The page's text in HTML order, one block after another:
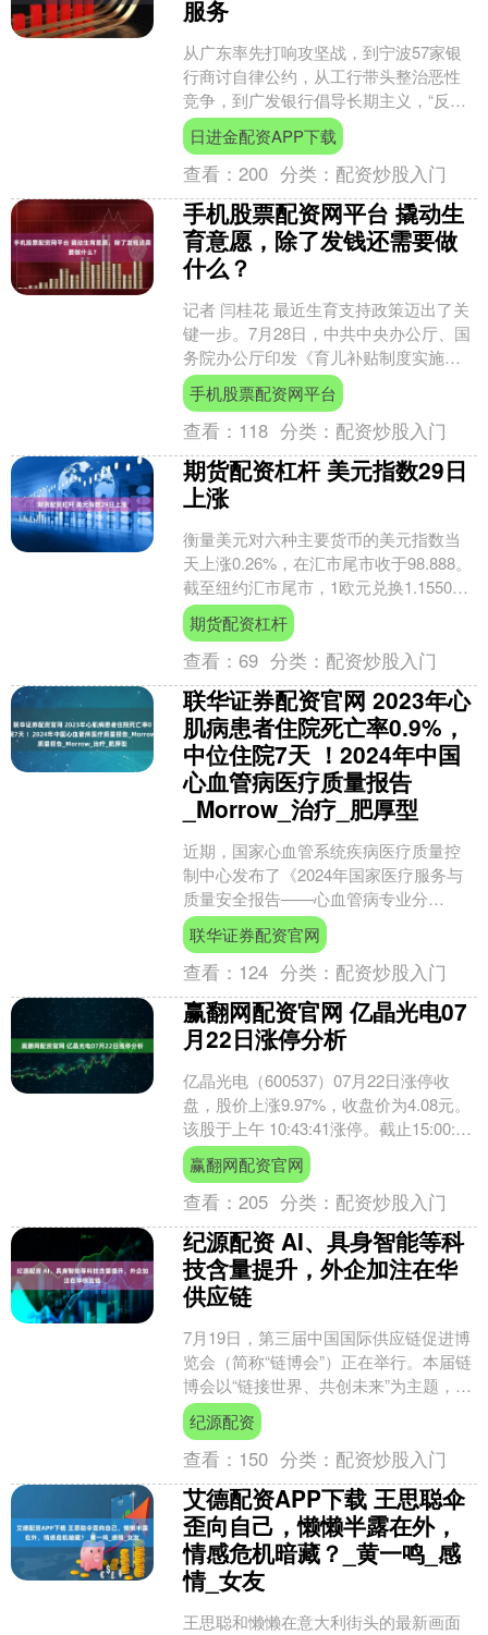
服务
从广东率先打响攻坚战，到宁波57家银
行商讨自律公约，从工行带头整治恶性
竞争，到广发银行倡导长期主义，“反内
卷”的风吹到了银行业。近年来，银行业
的“内卷”已从单纯....
日进金配资APP下载
查看：200 分类： 配资炒股入门
手机股票配资网平台 撬动生
育意愿，除了发钱还需要做
什么？
记者 闫桂花 最近生育支持政策迈出了关
键一步。7月28日，中共中央办公厅、国
务院办公厅印发《育儿补贴制度实施方
案》（下称“方案”），明确从2025年1月1
日起，....
手机股票配资网平台
查看： 118 分类： 配资炒股入门
期货配资杠杆 美元指数29日
上涨
衡量美元对六种主要货币的美元指数当
天上涨0.26%，在汇市尾市收于98.888。
截至纽约汇市尾市，1欧元兑换1.1550美
元，低于前一交易日的1.1595美元....
期货配资杠杆
查看：69 分类： 配资炒股入门
联华证券配资官网 2023年心
肌病患者住院死亡率0.9%，
中位住院7天 ！2024年中国
心血管病医疗质量报告
_Morrow_治疗_肥厚型
近期，国家心血管系统疾病医疗质量控
制中心发布了《2024年国家医疗服务与
质量安全报告——心血管病专业分
册》，并在本刊发表了该报告的概要，
其中有关心肌病内容如下。....
联华证券配资官网
查看： 124 分类： 配资炒股入门
赢翻网配资官网 亿晶光电07
月22日涨停分析
亿晶光电（600537）07月22日涨停收
盘，股价上涨9.97%，收盘价为4.08元。
该股于上午 10:43:41涨停。截止15:00:31
打开涨停3次，封住....
赢翻网配资官网
查看：205 分类： 配资炒股入门
纪源配资 AI、具身智能等科
技含量提升，外企加注在华
供应链
7月19日，第三届中国国际供应链促进博
览会（简称“链博会”）正在举行。本届链
博会以“链接世界、共创未来”为主题，设
置先进制造链、清洁能源链、智能汽车
链、数字科技....
纪源配资
查看： 150 分类： 配资炒股入门
艾德配资APP下载 王思聪伞
歪向自己，懒懒半露在外，
情感危机暗藏？_黄一鸣_感
情_女友
王思聪和懒懒在意大利街头的最新画面